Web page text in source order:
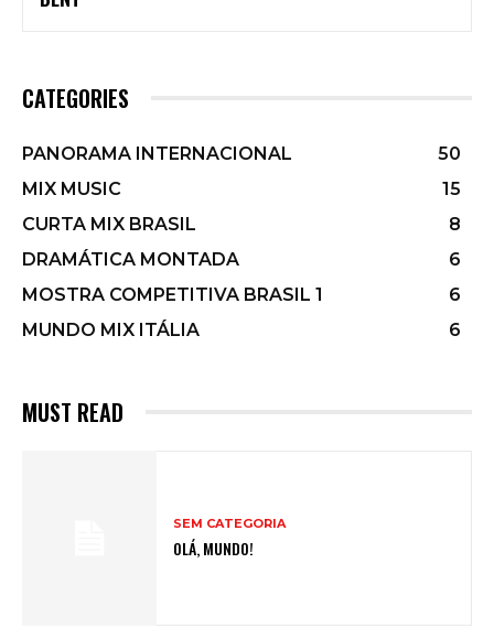
CATEGORIES
PANORAMA INTERNACIONAL
50
MIX MUSIC
15
CURTA MIX BRASIL
8
DRAMÁTICA MONTADA
6
MOSTRA COMPETITIVA BRASIL 1
6
MUNDO MIX ITÁLIA
6
MUST READ
SEM CATEGORIA
OLÁ, MUNDO!